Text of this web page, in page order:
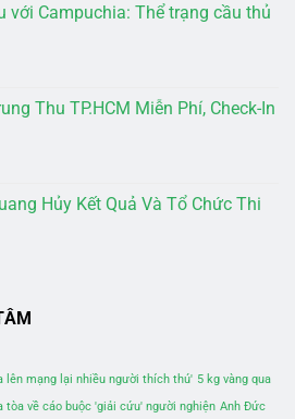
với Campuchia: Thể trạng cầu thủ
Thu TP.HCM Miễn Phí, Check-In
Hủy Kết Quả Và Tổ Chức Thi
lên mạng lại nhiều người thích thú' 5 kg vàng qua
tòa về cáo buộc 'giải cứu' người nghiện Anh Đức